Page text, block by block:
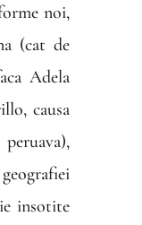
noi,
(cat de
Adela
causa
insotite